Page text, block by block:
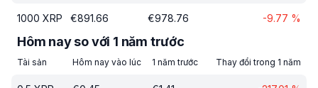
1000 XRP €891.66 €978.76 -9.77 %
Hôm nay so với 1 năm trước
Tài sản Hôm nay vào lúc 1 năm trước Thay đổi trong 1 năm